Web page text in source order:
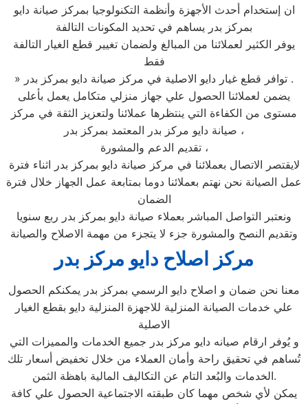
ان إستخدام أحدث الأجهزة وأنظمة التكنولوجيا بمركز صيانة دايو
بمركز بدر يساهم في تحديد المكونات التالفة
يوفر الكثير لعملائنا من المبالغ ولضمان تغيير قطع الغيار التالفة
فقط
» توافر قطع غيار دايو الاصلية في مركز صيانة دايو بمركز بدر .
يضمن لعملائنا الحصول علي جهاز منزلي متكامل يعمل بأعلى
مستوى من الكفاءة التي ينتظرها عملائنا ولتعزيز الثقة في مركز
صيانة دايو مركز بدر المعتمد بمركز بدر ،
تقديم الدعم والمشورة ،
لايقتصر الاتصال بعملائنا في مركز صيانة دايو بمركز بدر اثناء فترة
عمل الصيانة نحن نهتم بعملائنا دوما بمتابعة عمل الجهاز خلال فترة
الضمان
ونعتبر التواصل المباشر بعملاء صيانة دايو بمركز بدر ربع سنويا
وتقديم النصح والمشورة جزء لا يتجزء من مهمة الاصلاح والصيانة
مركز اصلاح دايو مركز بدر
معنا نحن ضمان و اصلاح دايو الرسمي بمركز بدر يمكنكم الحصول
علي خدمات الصيانة المنزلية للاجهزة المنزلية دايو بقطع الغيار
الاصلية
و يُوفر ارقام صيانه دايو مركز بدر جميع الخدمات والمميزات التي
تُساهم في تحقيق راحة وأمان العملاء من خلال تخفيض أسعار تلك
الخدمات والبُعد التام عن التكاليف المالية باهظة الثمن.
يمكن لأي شخص مهما كان طبقته الاجتماعية الحصول علي كافة